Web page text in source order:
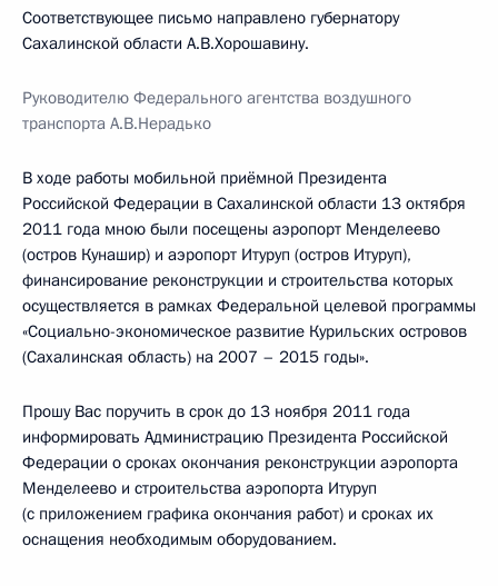
Соответствующее письмо направлено губернатору
Сахалинской области А.В.Хорошавину.
Руководителю Федерального агентства воздушного
транспорта А.В.Нерадько
В ходе работы мобильной приёмной Президента
Российской Федерации в Сахалинской области 13 октября
2011 года мною были посещены аэропорт Менделеево
(остров Кунашир) и аэропорт Итуруп (остров Итуруп),
финансирование реконструкции и строительства которых
осуществляется в рамках Федеральной целевой программы
«Социально-экономическое развитие Курильских островов
(Сахалинская область) на 2007 – 2015 годы».
Прошу Вас поручить в срок до 13 ноября 2011 года
информировать Администрацию Президента Российской
Федерации о сроках окончания реконструкции аэропорта
Менделеево и строительства аэропорта Итуруп
(с приложением графика окончания работ) и сроках их
оснащения необходимым оборудованием.